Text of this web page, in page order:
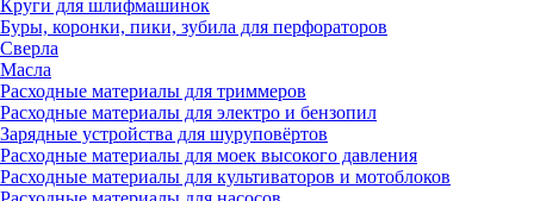
Круги для шлифмашинок
Буры, коронки, пики, зубила для перфораторов
Сверла
Масла
Расходные материалы для триммеров
Расходные материалы для электро и бензопил
Зарядные устройства для шуруповёртов
Расходные материалы для моек высокого давления
Расходные материалы для культиваторов и мотоблоков